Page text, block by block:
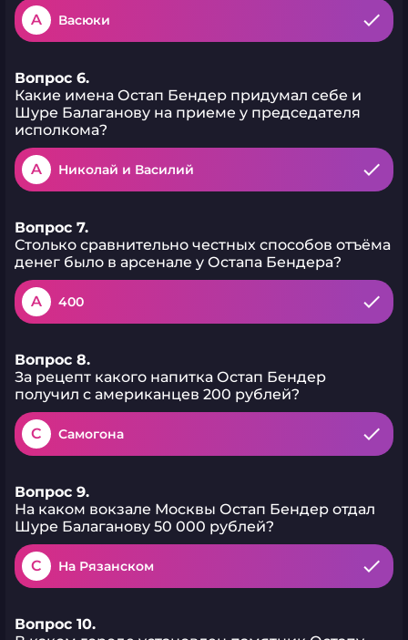
A Васюки
Вопрос 6.
Какие имена Остап Бендер придумал себе и
Шуре Балаганову на приеме у председателя
исполкома?
A Николай и Василий
Вопрос 7.
Столько сравнительно честных способов отъёма
денег было в арсенале у Остапа Бендера?
A 400
Вопрос 8.
За рецепт какого напитка Остап Бендер
получил с американцев 200 рублей?
C Самогона
Вопрос 9.
На каком вокзале Москвы Остап Бендер отдал
Шуре Балаганову 50 000 рублей?
C На Рязанском
Вопрос 10.